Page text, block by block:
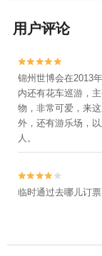
用户评论


锦州世博会在2013
内还有花车巡游，
物，非常可爱，来
外，还有游乐场，
人。


临时通过去哪儿订